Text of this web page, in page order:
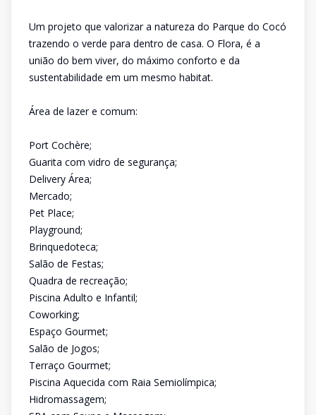
Um projeto que valorizar a natureza do Parque do Cocó
trazendo o verde para dentro de casa. O Flora, é a
união do bem viver, do máximo conforto e da
sustentabilidade em um mesmo habitat.
Área de lazer e comum:
Port Cochère;
Guarita com vidro de segurança;
Delivery Área;
Mercado;
Pet Place;
Playground;
Brinquedoteca;
Salão de Festas;
Quadra de recreação;
Piscina Adulto e Infantil;
Coworking;
Espaço Gourmet;
Salão de Jogos;
Terraço Gourmet;
Piscina Aquecida com Raia Semiolímpica;
Hidromassagem;